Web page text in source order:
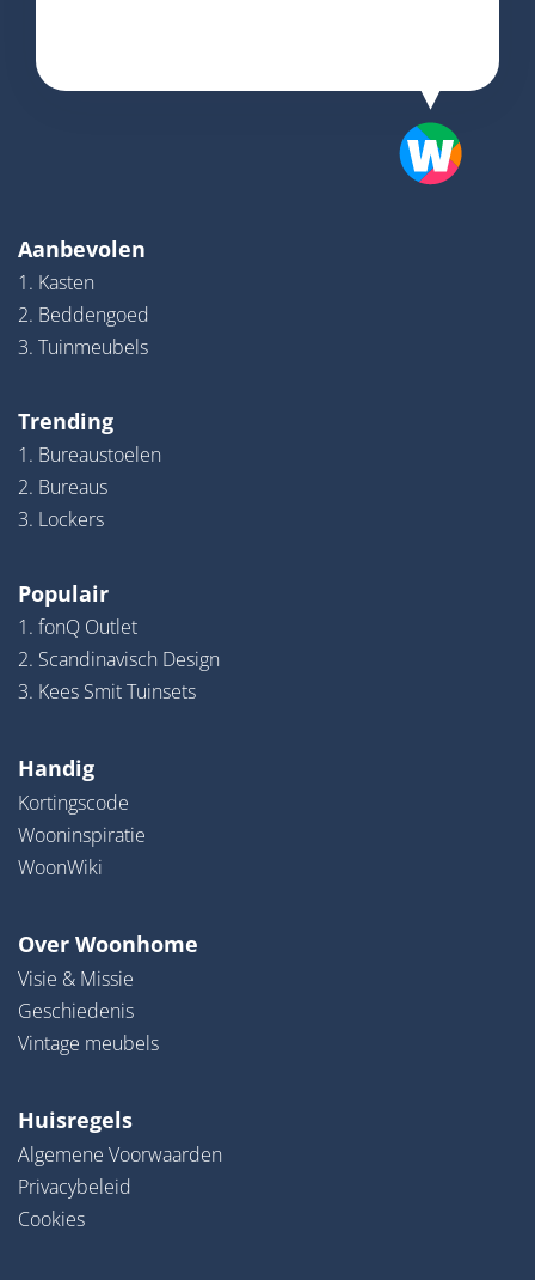
Aanbevolen
1. Kasten
2. Beddengoed
3. Tuinmeubels
Trending
1. Bureaustoelen
2. Bureaus
3. Lockers
Populair
1. fonQ Outlet
2. Scandinavisch Design
3. Kees Smit Tuinsets
Handig
Kortingscode
Wooninspiratie
WoonWiki
Over Woonhome
Visie & Missie
Geschiedenis
Vintage meubels
Huisregels
Algemene Voorwaarden
Privacybeleid
Cookies